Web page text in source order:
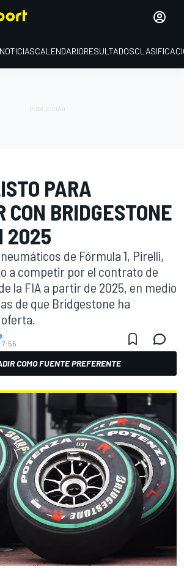
NOTICIASCALENDARIORESULTADOS
PARA
CON BRIDGESTONE
2025
de Fórmula 1, Pirelli,
a competir por el contrato de
la FIA a partir de 2025, en medio
de que Bridgestone ha
7:55
COMO FUENTE PREFERENTE